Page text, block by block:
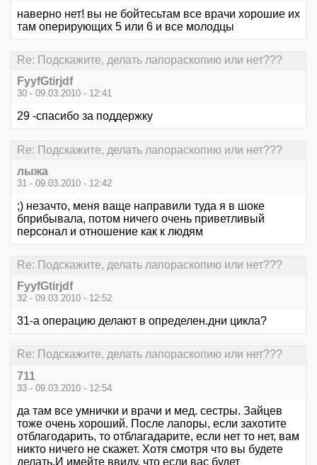
наверно нет! вы не бойтесьтам все врачи хорошие их
там оперирующих 5 или 6 и все молодцы
Re: Подскажите, делать лапораскопию или нет???
FyyfGtirjdf
30 - 09.03.2010 - 12:41
29 -спасибо за поддержку
Re: Подскажите, делать лапораскопию или нет???
лыжа
31 - 09.03.2010 - 12:42
;) незачто, меня ваще направили туда я в шоке
бприбывала, потом ничего очень приветливый
персонал и отношение как к людям
Re: Подскажите, делать лапораскопию или нет???
FyyfGtirjdf
32 - 09.03.2010 - 12:52
31-а операцию делают в определен.дни цикла?
Re: Подскажите, делать лапораскопию или нет???
711
33 - 09.03.2010 - 12:54
да там все умнички и врачи и мед. сестры. Зайцев
тоже очень хороший. После лапоры, если захотите
отблагодарить, то отблагадарите, если нет то нет, вам
никто ничего не скажет. Хотя смотря что вы будете
делать.И имейте ввиду, что если вас будет